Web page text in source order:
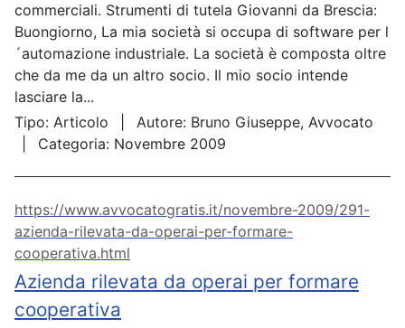
commerciali. Strumenti di tutela Giovanni da Brescia:
Buongiorno, La mia società si occupa di software per l
´automazione industriale. La società è composta oltre
che da me da un altro socio. Il mio socio intende
lasciare la...
Tipo: Articolo Autore: Bruno Giuseppe, Avvocato
Categoria: Novembre 2009
Azienda rilevata da operai per formare
cooperativa
https://www.avvocatogratis.it/novembre-2009/291-
azienda-rilevata-da-operai-per-formare-
cooperativa.html